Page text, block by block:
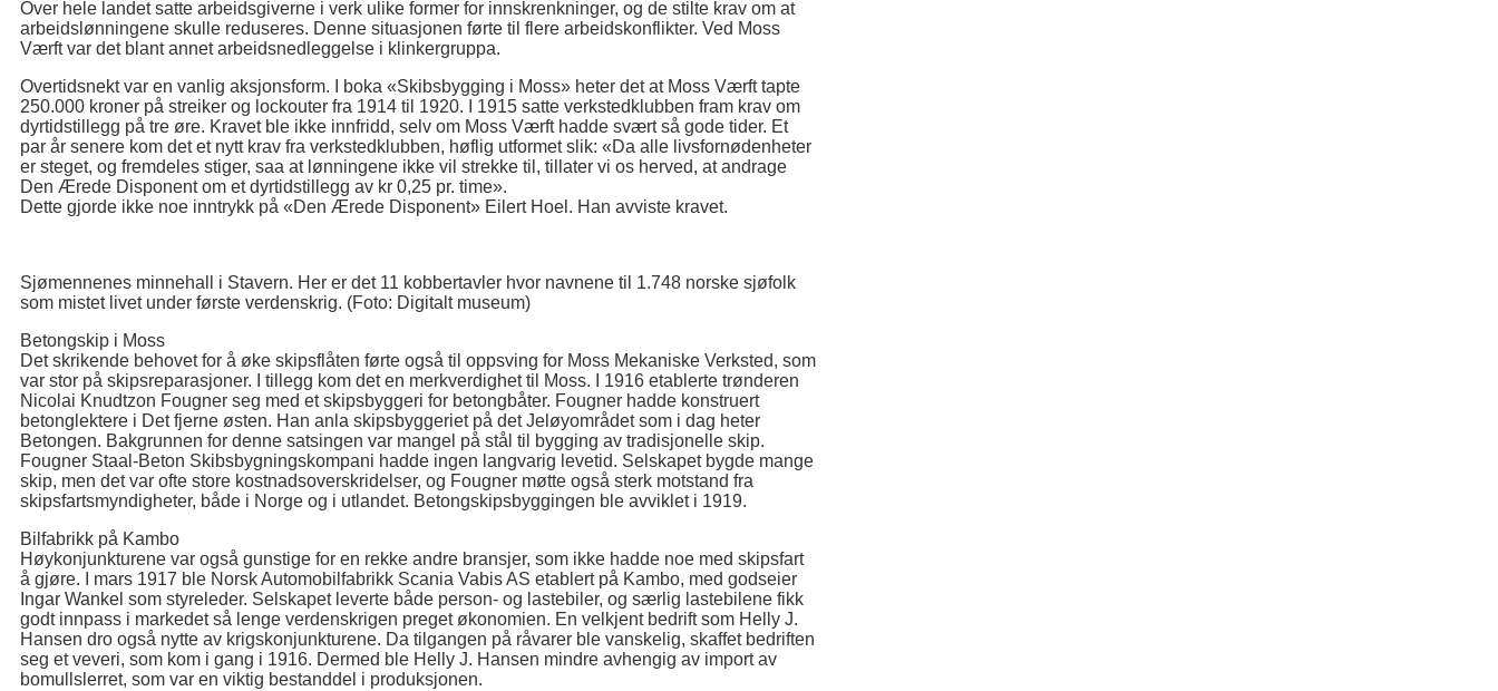
Over hele landet satte arbeidsgiverne i verk ulike former for innskrenkninger, og de stilte krav om at
arbeidslønningene skulle reduseres. Denne situasjonen førte til flere arbeidskonflikter. Ved Moss
Værft var det blant annet arbeidsnedleggelse i klinkergruppa.
Overtidsnekt var en vanlig aksjonsform. I boka «Skibsbygging i Moss» heter det at Moss Værft tapte
250.000 kroner på streiker og lockouter fra 1914 til 1920. I 1915 satte verkstedklubben fram krav om
dyrtidstillegg på tre øre. Kravet ble ikke innfridd, selv om Moss Værft hadde svært så gode tider. Et
par år senere kom det et nytt krav fra verkstedklubben, høflig utformet slik: «Da alle livsfornødenheter
er steget, og fremdeles stiger, saa at lønningene ikke vil strekke til, tillater vi os herved, at andrage
Den Ærede Disponent om et dyrtidstillegg av kr 0,25 pr. time».
Dette gjorde ikke noe inntrykk på «Den Ærede Disponent» Eilert Hoel. Han avviste kravet.
Sjømennenes minnehall i Stavern. Her er det 11 kobbertavler hvor navnene til 1.748 norske sjøfolk
som mistet livet under første verdenskrig. (Foto: Digitalt museum)
Betongskip i Moss
Det skrikende behovet for å øke skipsflåten førte også til oppsving for Moss Mekaniske Verksted, som
var stor på skipsreparasjoner. I tillegg kom det en merkverdighet til Moss. I 1916 etablerte trønderen
Nicolai Knudtzon Fougner seg med et skipsbyggeri for betongbåter. Fougner hadde konstruert
betonglektere i Det fjerne østen. Han anla skipsbyggeriet på det Jeløyområdet som i dag heter
Betongen. Bakgrunnen for denne satsingen var mangel på stål til bygging av tradisjonelle skip.
Fougner Staal-Beton Skibsbygningskompani hadde ingen langvarig levetid. Selskapet bygde mange
skip, men det var ofte store kostnadsoverskridelser, og Fougner møtte også sterk motstand fra
skipsfartsmyndigheter, både i Norge og i utlandet. Betongskipsbyggingen ble avviklet i 1919.
Bilfabrikk på Kambo
Høykonjunkturene var også gunstige for en rekke andre bransjer, som ikke hadde noe med skipsfart
å gjøre. I mars 1917 ble Norsk Automobilfabrikk Scania Vabis AS etablert på Kambo, med godseier
Ingar Wankel som styreleder. Selskapet leverte både person- og lastebiler, og særlig lastebilene fikk
godt innpass i markedet så lenge verdenskrigen preget økonomien. En velkjent bedrift som Helly J.
Hansen dro også nytte av krigskonjunkturene. Da tilgangen på råvarer ble vanskelig, skaffet bedriften
seg et veveri, som kom i gang i 1916. Dermed ble Helly J. Hansen mindre avhengig av import av
bomullslerret, som var en viktig bestanddel i produksjonen.